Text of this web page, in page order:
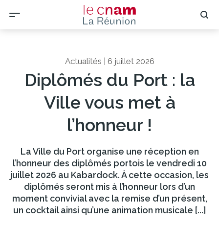
Actualités | 6 juillet 2026
Diplômés du Port : la
Ville vous met à
l’honneur !
La Ville du Port organise une réception en
l’honneur des diplômés portois le vendredi 10
juillet 2026 au Kabardock. À cette occasion, les
diplômés seront mis à l’honneur lors d’un
moment convivial avec la remise d’un présent,
un cocktail ainsi qu’une animation musicale [...]